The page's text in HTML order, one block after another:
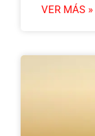
VER MÁS »